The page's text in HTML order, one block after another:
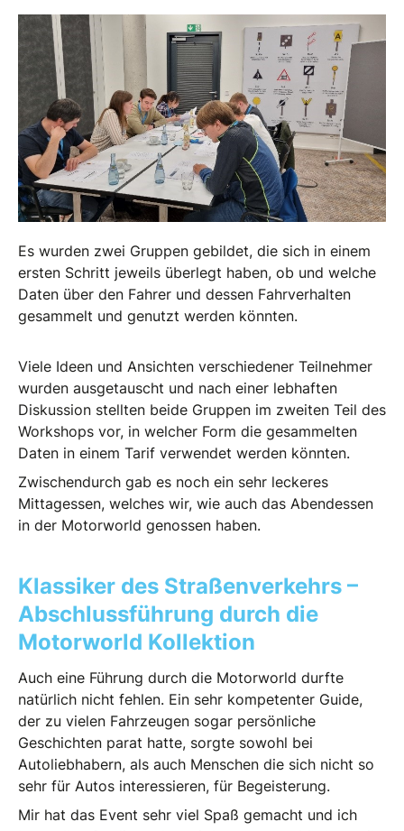
Es wurden zwei Gruppen gebildet, die sich in einem
ersten Schritt jeweils überlegt haben, ob und welche
Daten über den Fahrer und dessen Fahrverhalten
gesammelt und genutzt werden könnten.
Viele Ideen und Ansichten verschiedener Teilnehmer
wurden ausgetauscht und nach einer lebhaften
Diskussion stellten beide Gruppen im zweiten Teil des
Workshops vor, in welcher Form die gesammelten
Daten in einem Tarif verwendet werden könnten.
Zwischendurch gab es noch ein sehr leckeres
Mittagessen, welches wir, wie auch das Abendessen
in der Motorworld genossen haben.
Klassiker des Straßenverkehrs –
Abschlussführung durch die
Motorworld Kollektion
Auch eine Führung durch die Motorworld durfte
natürlich nicht fehlen. Ein sehr kompetenter Guide,
der zu vielen Fahrzeugen sogar persönliche
Geschichten parat hatte, sorgte sowohl bei
Autoliebhabern, als auch Menschen die sich nicht so
sehr für Autos interessieren, für Begeisterung.
Mir hat das Event sehr viel Spaß gemacht und ich